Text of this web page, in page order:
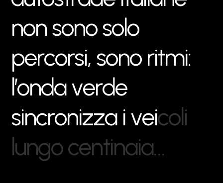
nonsonosolo
percorsi, sono ritmi:
l’ondaverde
sincronizza iveicoli
lungocentinaia…